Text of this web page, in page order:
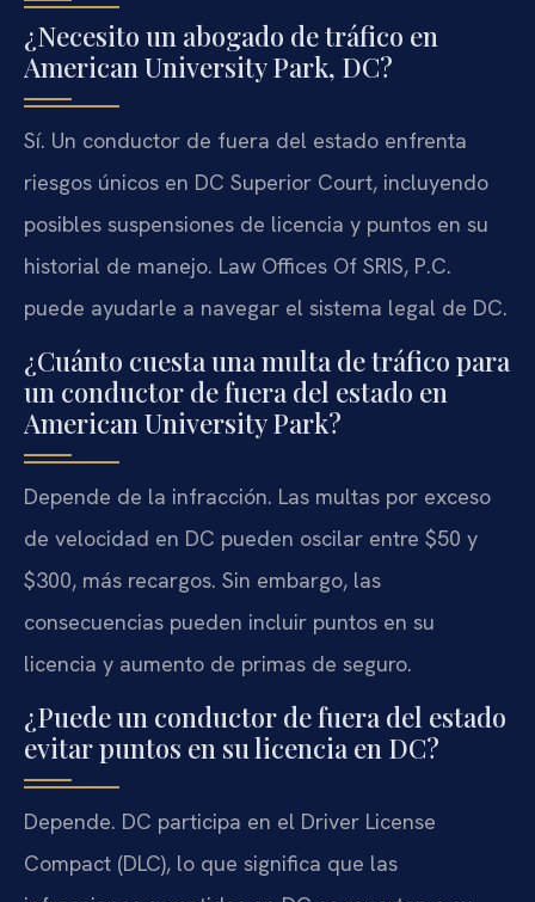
¿Necesito un abogado de tráfico en
American University Park, DC?
Sí. Un conductor de fuera del estado enfrenta
riesgos únicos en DC Superior Court, incluyendo
posibles suspensiones de licencia y puntos en su
historial de manejo. Law Offices Of SRIS, P.C.
puede ayudarle a navegar el sistema legal de DC.
¿Cuánto cuesta una multa de tráfico para
un conductor de fuera del estado en
American University Park?
Depende de la infracción. Las multas por exceso
de velocidad en DC pueden oscilar entre $50 y
$300, más recargos. Sin embargo, las
consecuencias pueden incluir puntos en su
licencia y aumento de primas de seguro.
¿Puede un conductor de fuera del estado
evitar puntos en su licencia en DC?
Depende. DC participa en el Driver License
Compact (DLC), lo que significa que las